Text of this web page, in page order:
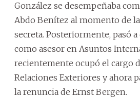
González se desempeñaba
Abdo Benítez al momento de
secreta. Posteriormente, pasó
como asesor en Asuntos
recientemente ocupó el cargo
Relaciones Exteriores y ahora
la renuncia de Ernst Bergen.